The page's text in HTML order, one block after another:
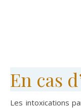
En cas
Les intoxications